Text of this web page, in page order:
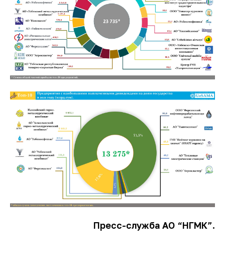
Пресс-служба АО “НГМК”.